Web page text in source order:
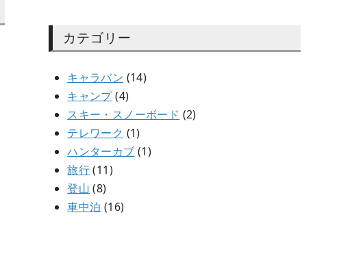
カテゴリー
キャラバン (14)
キャンプ(4)
スキー・スノーボード (2)
テレワーク (1)
ハンターカブ (1)
旅行(11)
登山 (8)
車中泊 (16)